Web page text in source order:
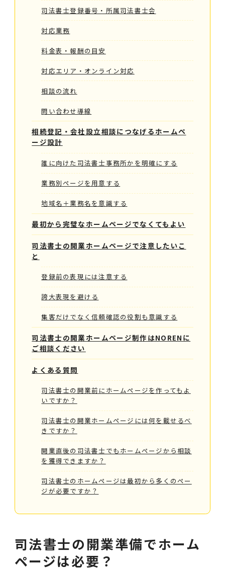
司法書士登録番号・所属司法書士会
対応業務
料金表・報酬の目安
対応エリア・オンライン対応
相談の流れ
問い合わせ導線
相続登記・会社設立相談につなげるホームペ
ージ設計
誰に向けた司法書士事務所かを明確にする
業務別ページを用意する
地域名＋業務名を意識する
最初から完璧なホームページでなくてもよい
司法書士の開業ホームページで注意したいこ
と
登録前の表現には注意する
誇大表現を避ける
集客だけでなく信頼確認の役割も意識する
司法書士の開業ホームページ制作はNORENに
ご相談ください
よくある質問
司法書士の開業前にホームページを作ってもよ
いですか？
司法書士の開業ホームページには何を載せるべ
きですか？
開業直後の司法書士でもホームページから相談
を獲得できますか？
司法書士のホームページは最初から多くのペー
ジが必要ですか？
司法書士の開業準備でホーム
ページは必要？